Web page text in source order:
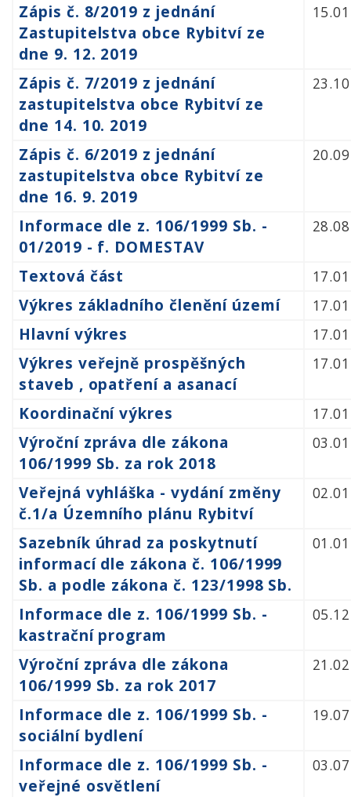
Zápis č. 8/2019 z jednání
Zastupitelstva obce Rybitví ze
dne 9. 12. 2019
Zápis č. 7/2019 z jednání
zastupitelstva obce Rybitví ze
dne 14. 10. 2019
Zápis č. 6/2019 z jednání
zastupitelstva obce Rybitví ze
dne 16. 9. 2019
Informace dle z. 106/1999 Sb. -
01/2019 - f. DOMESTAV
Textová část
Výkres základního členění území
Hlavní výkres
Výkres veřejně prospěšných
staveb , opatření a asanací
Koordinační výkres
Výroční zpráva dle zákona
106/1999 Sb. za rok 2018
Veřejná vyhláška - vydání změny
č.1/a Územního plánu Rybitví
Sazebník úhrad za poskytnutí
informací dle zákona č. 106/1999
Sb. a podle zákona č. 123/1998 Sb.
Informace dle z. 106/1999 Sb. -
kastrační program
Výroční zpráva dle zákona
106/1999 Sb. za rok 2017
Informace dle z. 106/1999 Sb. -
sociální bydlení
Informace dle z. 106/1999 Sb. -
veřejné osvětlení